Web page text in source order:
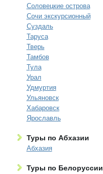
Соловецкие острова
Сочи экскурсионный
Суздаль
Таруса
Тверь
Тамбов
Тула
Урал
Удмуртия
Ульяновск
Хабаровск
Ярославль
Туры по Абхазии
Абхазия
Туры по Белоруссии